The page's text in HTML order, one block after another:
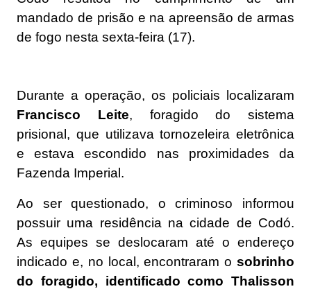
mandado de prisão e na apreensão de armas
de fogo nesta sexta-feira (17).
Durante a operação, os policiais localizaram
Francisco Leite, foragido do sistema
prisional, que utilizava tornozeleira eletrônica
e estava escondido nas proximidades da
Fazenda Imperial.
Ao ser questionado, o criminoso informou
possuir uma residência na cidade de Codó.
As equipes se deslocaram até o endereço
indicado e, no local, encontraram o sobrinho
do foragido, identificado como Thalisson